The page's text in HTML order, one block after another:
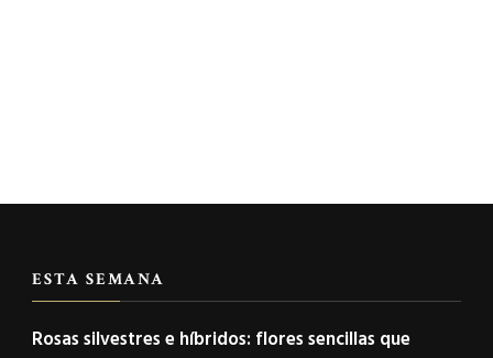
ESTA SEMANA
Rosas silvestres e híbridos: flores sencillas que